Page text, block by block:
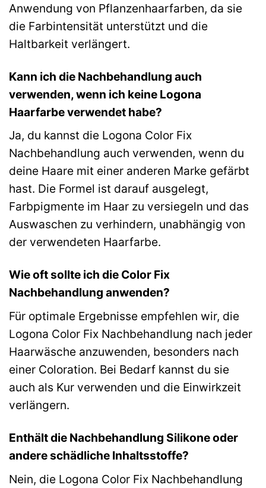
Anwendung von Pflanzenhaarfarben, da sie
die Farbintensität unterstützt und die
Haltbarkeit verlängert.
Kann ich die Nachbehandlung auch
verwenden, wenn ich keine Logona
Haarfarbe verwendet habe?
Ja, du kannst die Logona Color Fix
Nachbehandlung auch verwenden, wenn du
deine Haare mit einer anderen Marke gefärbt
hast. Die Formel ist darauf ausgelegt,
Farbpigmente im Haar zu versiegeln und das
Auswaschen zu verhindern, unabhängig von
der verwendeten Haarfarbe.
Wie oft sollte ich die Color Fix
Nachbehandlung anwenden?
Für optimale Ergebnisse empfehlen wir, die
Logona Color Fix Nachbehandlung nach jeder
Haarwäsche anzuwenden, besonders nach
einer Coloration. Bei Bedarf kannst du sie
auch als Kur verwenden und die Einwirkzeit
verlängern.
Enthält die Nachbehandlung Silikone oder
andere schädliche Inhaltsstoffe?
Nein, die Logona Color Fix Nachbehandlung